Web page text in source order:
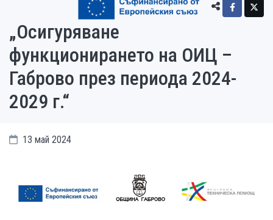
„Осигуряване
функционирането на ОИЦ –
Габрово през периода 2024-
2029 г.“
13 май 2024